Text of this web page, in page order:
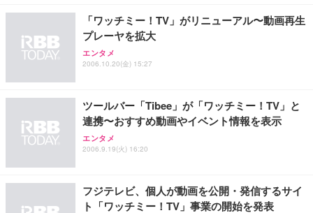
レスト 3Dヘッドレスト ハンガー付き 高反発クッシ
ョン PCチェア 通気性メッシュ ゲーミング/勉強/事
務用 おしゃれ パソコンチェア (ブラック)
￥7,680
Sezlife オフィスチェア デスクチェア 疲れない テレ
レスト 3Dヘッドレスト ハンガー付き 高反発クッシ
ョン PCチェア 通気性メッシュ ゲーミング/勉強/事
務用 おしゃれ パソコンチェア (ホワイト)
￥7,680
ANDWINT オフィスチェア デスクチェア 肘なし メ
ト 幅52×奥行58.5×高さ84～96cm テレワーク 在宅
勤務 ブラック
￥4,139
￥49,979
【整備済み品】Dell E2724HS 27インチ 液晶モニタ
応 ComfortView ビジネス向け
￥15,800
【MiniLED/24.5inch/280Hz/FHD】GRAPHT THE S
像低減 (3年保証 | 輝点保証 | 日本メーカー)
￥34,980
￥1,800
Smart Basic(スマートベーシック) 【Amazon.co.jp
￥3,670
アイリスオーヤマ ペットシーツ 超厚型 お徳用 レギ
￥3,731
「ワッチミー！TV」がリニューアル〜動画再生
プレーヤを拡大
エンタメ
2006.10.20(金) 15:27
ツールバー「Tibee」が「ワッチミー！TV」と
連携〜おすすめ動画やイベント情報を表示
エンタメ
2006.9.19(火) 16:20
フジテレビ、個人が動画を公開・発信するサイ
ト「ワッチミー！TV」事業の開始を発表